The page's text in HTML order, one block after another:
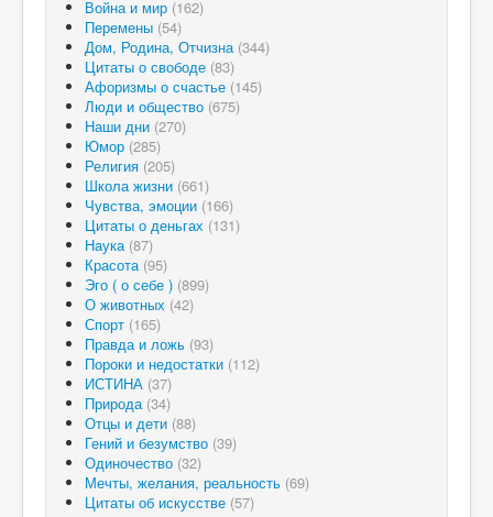
Война и мир (162)
Перемены (54)
Дом, Родина, Отчизна (344)
Цитаты о свободе (83)
Афоризмы о счастье (145)
Люди и общество (675)
Наши дни (270)
Юмор (285)
Религия (205)
Школа жизни (661)
Чувства, эмоции (166)
Цитаты о деньгах (131)
Наука (87)
Красота (95)
Эго ( о себе ) (899)
О животных (42)
Спорт (165)
Правда и ложь (93)
Пороки и недостатки (112)
ИСТИНА (37)
Природа (34)
Отцы и дети (88)
Гений и безумство (39)
Одиночество (32)
Мечты, желания, реальность (69)
Цитаты об искусстве (57)